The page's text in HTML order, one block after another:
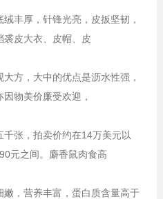
丰厚，针锋光亮，皮扳坚韧，
裘皮大衣、皮帽、皮
方，大中的优点是沥水性强，
物美价廉受欢迎，
张，拍卖价约在14万美元以
元之间。麝香鼠肉食高
，营养丰富，蛋白质含量高于